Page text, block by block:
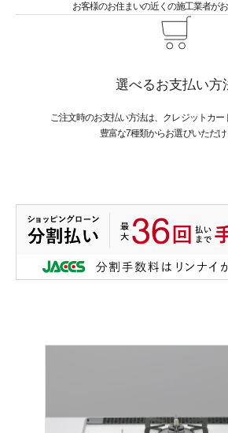
お客様のお住まいの近くの施工業者がお
選べるお支払い方
ご注文時のお支払い方法は、クレジットカー
豊富な7種類からお選びいただけ